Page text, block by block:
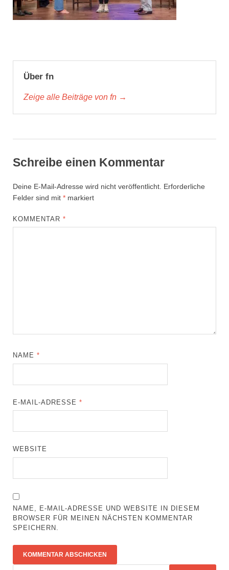
Über fn
Zeige alle Beiträge von fn →
Schreibe einen Kommentar
Deine E-Mail-Adresse wird nicht veröffentlicht. Erforderliche
Felder sind mit * markiert
KOMMENTAR*
NAME*
E-MAIL-ADRESSE*
WEBSITE
NAME, E-MAIL-ADRESSE UND WEBSITE IN DIESEM
BROWSER FÜR MEINEN NÄCHSTEN KOMMENTAR
SPEICHERN.